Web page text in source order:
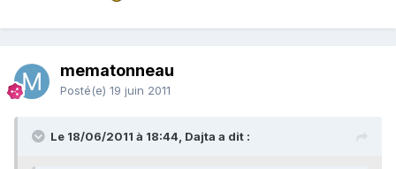
mematonneau
Posté(e) 19 juin 2011
Le 18/06/2011 à 18:44, Dajta a dit :